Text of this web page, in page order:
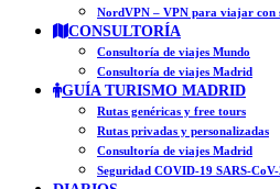
NordVPN – VPN para viajar con
CONSULTORÍA
Consultoría de viajes Mundo
Consultoría de viajes Madrid
GUÍA TURISMO MADRID
Rutas genéricas y free tours
Rutas privadas y personalizadas
Consultoría de viajes Madrid
Seguridad COVID-19 SARS-CoV-